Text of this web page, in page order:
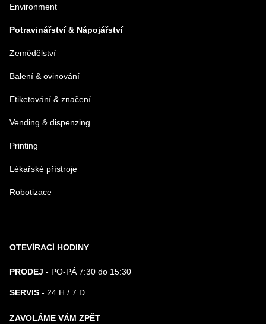
Environment
Potravinářství & Nápojářství
Zemědělství
Balení & ovinování
Etiketování & značení
Vending & dispenzing
Printing
Lékařské přístroje
Robotizace
OTEVÍRACÍ HODINY
PRODEJ - PO-PÁ 7:30 do 15:30
SERVIS - 24 H / 7 D
ZAVOLÁME VÁM ZPĚT